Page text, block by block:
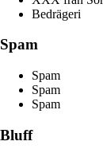
Bedrägeri
Spam
Spam
Spam
Spam
Bluff